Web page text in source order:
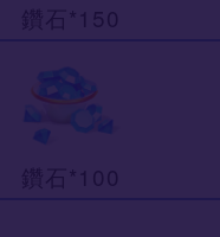
鑽石*150
鑽石*100